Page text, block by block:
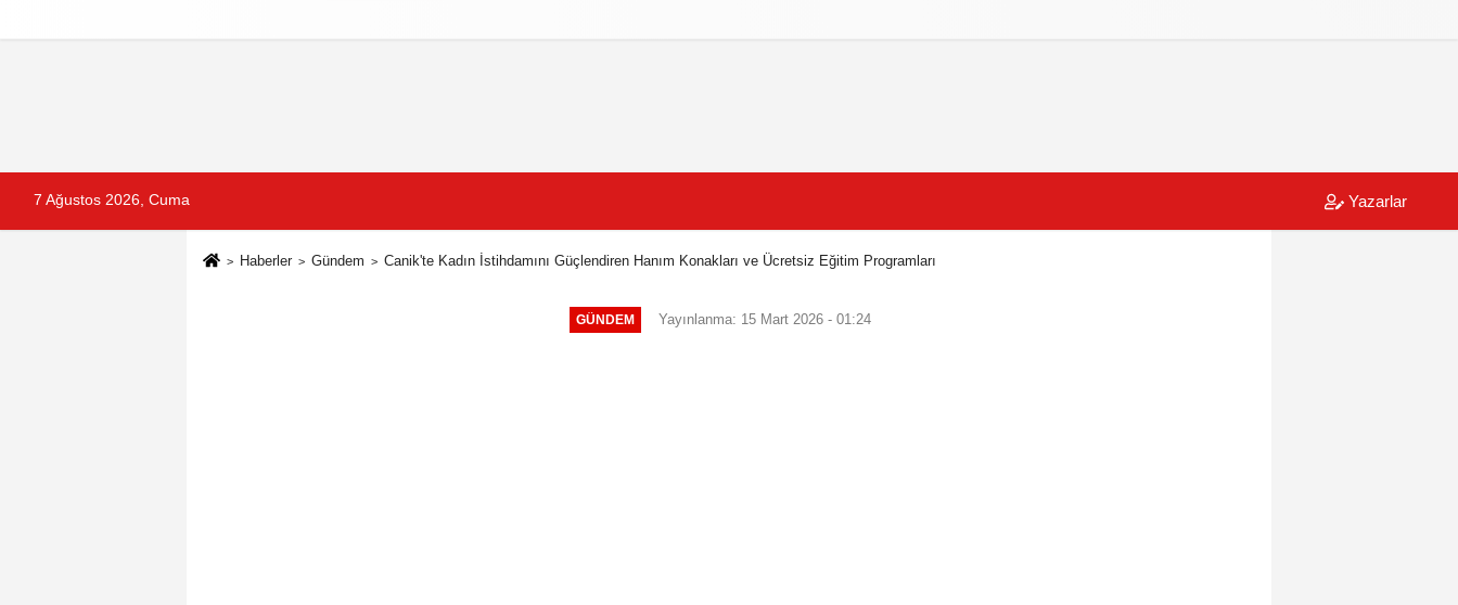
7 Ağustos 2026, Cuma Yazarlar
Haberler Gündem Canik'te Kadın İstihdamını Güçlendiren Hanım Konakları ve Ücretsiz Eğitim Programları
GÜNDEM Yayınlanma: 15 Mart 2026 - 01:24